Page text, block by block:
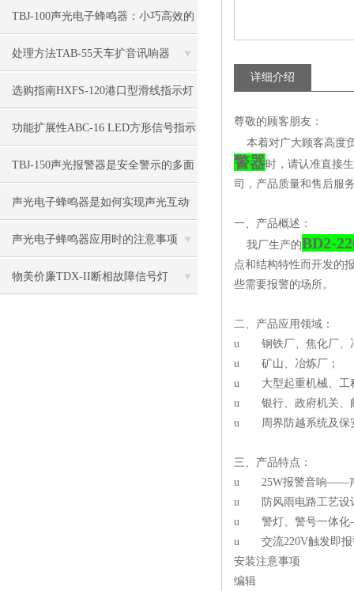
围
TBJ-100声光电子蜂鸣器：小巧高效的
警示“精灵”
处理方法TAB-55天车扩音讯响器
选购指南HXFS-120港口型滑线指示灯
功能扩展性ABC-16 LED方形信号指示
灯
TBJ-150声光报警器是安全警示的多面
能手
声光电子蜂鸣器是如何实现声光互动
的
声光电子蜂鸣器应用时的注意事项
物美价廉TDX-II断相故障信号灯
详细介绍
尊敬的顾客朋友：
本着对广大顾客高度
警器时，请认准直接
司，产品质量和售后服
一、产品概述：
我厂生产的BD2-
点和结构特性而开发的
些需要报警的场所。
二、产品应用领域：
u 钢铁厂、焦化厂、
u 矿山、冶炼厂；
u 大型起重机械、工
u 银行、政府机关、邮
u 周界防越系统及保
三、产品特点：
u 25W报警音响——声
u 防风雨电路工艺设
u 警灯、警号一体化
u 交流220V触发即报
安装注意事项
编辑